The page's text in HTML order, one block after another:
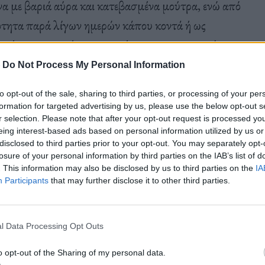
Do Not Process My Personal Information
opt-out of the sale, sharing to third parties, or processing of your
for targeted advertising by us, please use the below opt-out
selection. Please note that after your opt-out request is processed
interest-based ads based on personal information utilized by us
to third parties prior to your opt-out. You may separately
of your personal information by third parties on the IAB’s list of
This information may also be disclosed by us to third parties on the
Participants that may further disclose it to other third parties.
Data Processing Opt Outs
opt-out of the Sharing of my personal data.
με βαριά αύρα και κατεβασμένα μούτρα, ενώ από
παρά λίγων ημερών κάπου κοντά ή ως
έπακρον αυτές τις στιγμές και τους συναντώ
και όλοι την αναζωογόνηση, την περίφημη
τω μεταξύ, τα χρόνια, οι εποχές, μες στις
τομείς (ορατότητα/ψηφιακότητα/σεξουαλική
κλπ κλπ), έχουν και μια δυστοπικότητα. Η
το πολιτικό κλίμα στον πλανήτη οιωνίζεται
σε λίμνη την άνοιξη, εννοώ γινόμαστε πιο